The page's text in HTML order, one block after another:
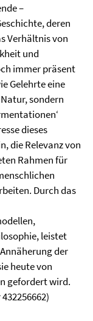
–
deren
Verhältnis von
und
immer präsent
Gelehrte eine
sondern
dieses
die Relevanz von
Rahmen für
Durch das
leistet
der
heute von
gefordert wird.